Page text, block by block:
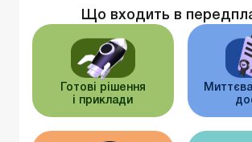
Що входить в
Готові рішення
і приклади